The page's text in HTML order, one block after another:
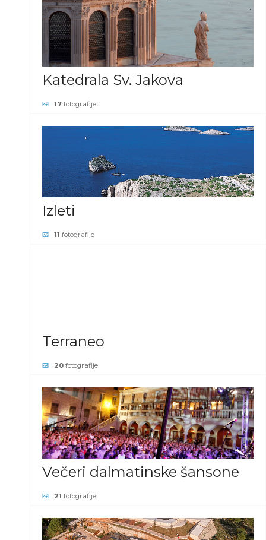
Katedrala Sv. Jakova
17 fotografije
POGLEDAJ GALERIJU
Izleti
11 fotografije
Terraneo
20 fotografije
POGLEDAJ GALERIJU
Večeri dalmatinske šansone
21 fotografije
POGLEDAJ GALERIJU